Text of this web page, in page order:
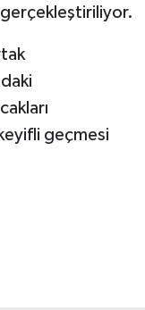
geçmesi